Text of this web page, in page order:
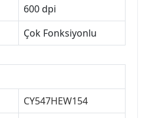
600 dpi
Çok Fonksiyonlu
CY547HEW154